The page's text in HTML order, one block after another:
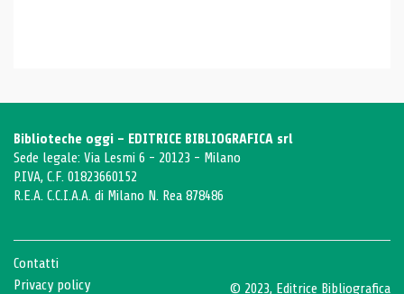
Biblioteche oggi - EDITRICE BIBLIOGRAFICA srl
Sede legale: Via Lesmi 6 - 20123 - Milano
P.IVA, C.F. 01823660152
R.E.A. C.C.I.A.A. di Milano N. Rea 878486
Contatti
Privacy policy
© 2023, Editrice Bibliografica